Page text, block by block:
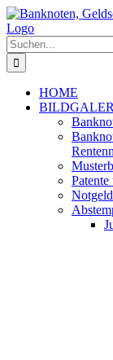
Zum
Inhalt
springen
Suche
nach:
HOME
Notgeld